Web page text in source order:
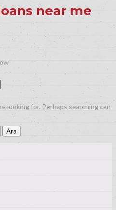
near me
looking for. Perhaps searching can